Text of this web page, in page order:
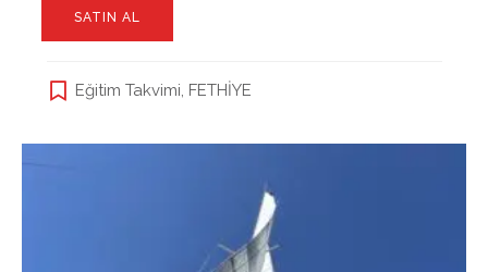
SATIN AL
Eğitim Takvimi, FETHİYE